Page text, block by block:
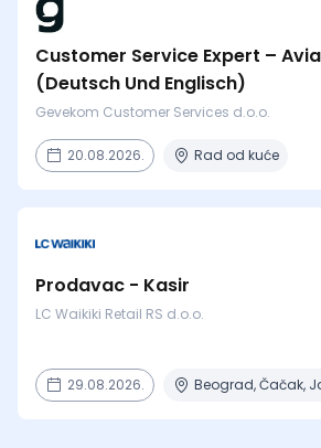
Customer Service Expert –
(Deutsch Und Englisch)
Gevekom Customer Services d.o.o.
20.08.2026. Rad od kuće
Prodavac - Kasir
LC Waikiki Retail RS d.o.o.
29.08.2026.